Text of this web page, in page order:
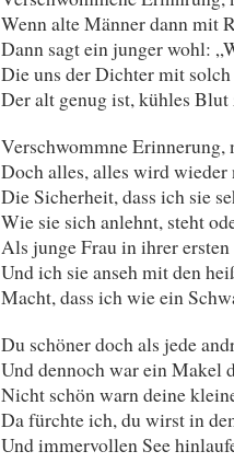
Wenn alte Männer dann mit
Dann sagt ein junger wohl:
Die uns der Dichter mit
Der alt genug ist, kühles Blut
Verschwommne Erinnerung,
Doch alles, alles wird wieder
Die Sicherheit, dass ich sie
Wie sie sich anlehnt, steht
Als junge Frau in ihrer
Und ich sie anseh mit den
Macht, dass ich wie ein
Du schöner doch als jede
Und dennoch war ein Makel
Nicht schön warn deine
Da fürchte ich, du wirst in
Und immervollen See